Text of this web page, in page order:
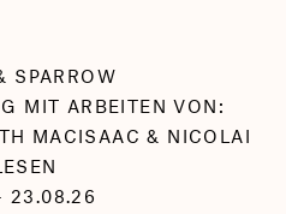
SPARROW
MIT ARBEITEN VON:
MACISAAC & NICOLAI
23.08.26